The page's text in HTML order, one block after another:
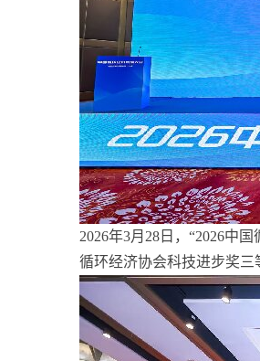
2026年3月28日，“2026中
循环经济协会科技进步奖三